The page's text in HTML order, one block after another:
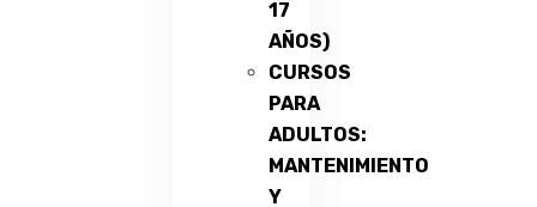
17
AÑOS)
CURSOS
PARA
ADULTOS:
MANTENIMIENTO
Y